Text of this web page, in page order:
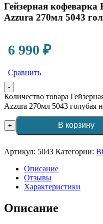
Гейзерная
Azzura 270мл 5043
6 990 ₽
Сравнить
-
Количество товара
Azzura 270мл 5043 голубая
+ В корзину
Артикул: 5043 Категории:
Описание
Отзывы
Характеристики
Описание